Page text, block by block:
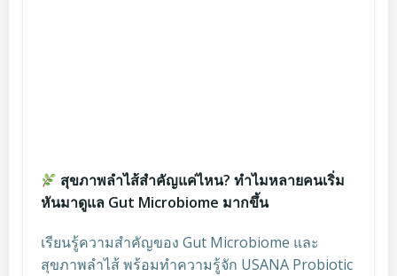
สุขภาพลำไส้สำคัญแค่ไหน? ทำไมหลายคนเริ่ม
หันมาดูแล Gut Microbiome มากขึ้น
เรียนรู้ความสำคัญของ Gut Microbiome และ
สุขภาพลำไส้ พร้อมทำความรู้จัก USANA Probiotic